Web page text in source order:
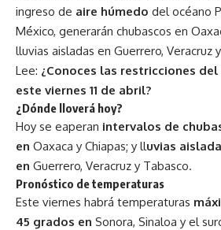
ingreso de aire húmedo del océano
México, generarán chubascos en
lluvias aisladas en Guerrero, Veracruz
Lee: ¿Conoces las restricciones
este viernes 11 de abril?
¿Dónde lloverá hoy?
Hoy se eaperan intervalos de
en Oaxaca y Chiapas; y lluvias
en Guerrero, Veracruz y Tabasco.
Pronóstico de temperaturas
Este viernes habrá temperaturas
45 grados en Sonora, Sinaloa y el